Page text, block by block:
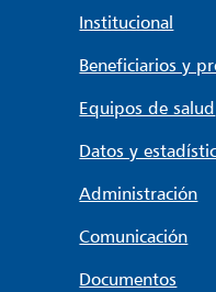
Institucional
Beneficiarios y
Equipos de salud
Datos y
Administración
Comunicación
Documentos